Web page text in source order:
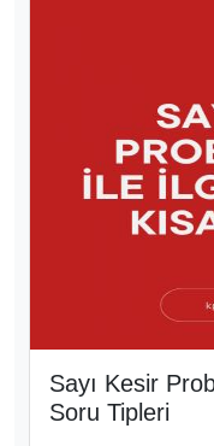
Sayı Kesir
Soru Tipleri